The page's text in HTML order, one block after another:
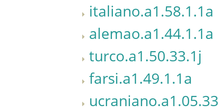
italiano.a1.58.1.1a
alemao.a1.44.1.1a
turco.a1.50.33.1j
farsi.a1.49.1.1a